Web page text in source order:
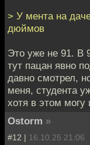
> У мента на
дюймов
Это уже не 91. В
тут пацан явно
давно смотрел,
меня, студента
хотя в этом
Ostorm »
#12 | 16.10.25 21:06